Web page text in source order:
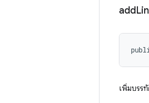
add
เพิ่มบรร